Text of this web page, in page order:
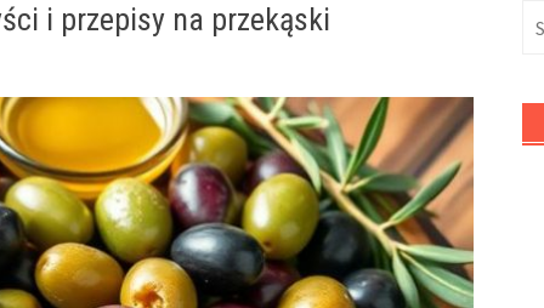
i przepisy na przekąski